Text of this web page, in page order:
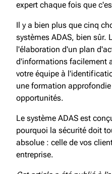
expert chaque fois que
Il y a bien plus que cinq
systèmes ADAS, bien sûr.
l'élaboration d'un plan
d'informations facilement
votre équipe à
une formation
opportunités.
Le système ADAS est
pourquoi la sécurité doit
absolue : celle de vos
entreprise.